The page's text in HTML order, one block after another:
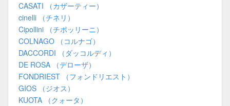
CASATI （カザーティー）
cinelli （チネリ）
Cipollini （チポッリーニ）
COLNAGO （コルナゴ）
DACCORDI （ダッコルディ）
DE ROSA （デローザ）
FONDRIEST （フォンドリエスト）
GIOS （ジオス）
KUOTA （クォータ）